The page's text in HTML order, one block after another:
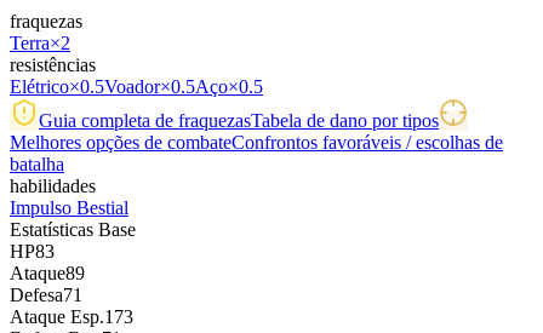
fraquezas
Terra×2
resistências
Elétrico×0.5Voador×0.5Aço×0.5
Guia completa de fraquezasTabela de dano por tipos
Melhores opções de combateConfrontos favoráveis / escolhas de
batalha
habilidades
Impulso Bestial
Estatísticas Base
HP83
Ataque89
Defesa71
Ataque Esp.173